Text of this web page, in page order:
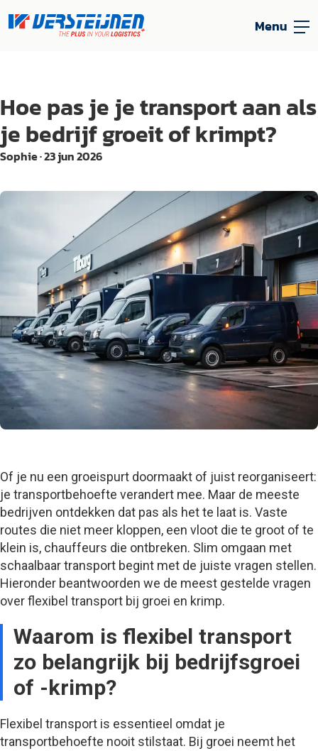
Menu
Hoe pas je je transport aan als
je bedrijf groeit of krimpt?
Sophie·23 jun 2026
Of je nu een groeispurt doormaakt of juist reorganiseert:
je transportbehoefte verandert mee. Maar de meeste
bedrijven ontdekken dat pas als het te laat is. Vaste
routes die niet meer kloppen, een vloot die te groot of te
klein is, chauffeurs die ontbreken. Slim omgaan met
schaalbaar transport begint met de juiste vragen stellen.
Hieronder beantwoorden we de meest gestelde vragen
over flexibel transport bij groei en krimp.
Waarom is flexibel transport
zo belangrijk bij bedrijfsgroei
of -krimp?
Flexibel transport is essentieel omdat je
transportbehoefte nooit stilstaat. Bij groei neemt het